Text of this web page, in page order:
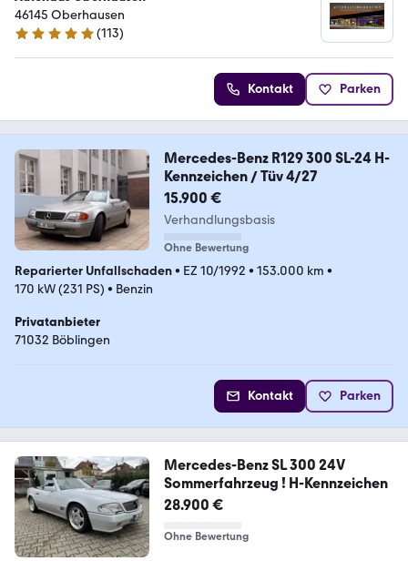
46145 Oberhausen
4.8 Sterne
(113)
Kontakt Parken
Mercedes-Benz R129 300 SL-24 H-
Kennzeichen / Tüv 4/27
15.900 €
Verhandlungsbasis
Ohne Bewertung
Reparierter Unfallschaden• EZ 10/1992 • 153.000 km •
170 kW (231 PS) • Benzin
Privatanbieter
71032 Böblingen
Kontakt Parken
Mercedes-Benz SL 300 24V
Sommerfahrzeug ! H-Kennzeichen
28.900 €
Ohne Bewertung